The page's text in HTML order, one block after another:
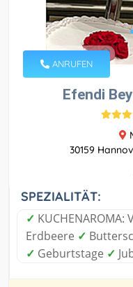
ANRUFEN
Efendi
30159
SPEZIALITÄT:
✓ KUCHENAROMA:
Erdbeere ✓
✓ Geburtstage ✓